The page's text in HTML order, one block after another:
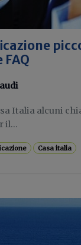
Italia alcuni
il...
Casa italia